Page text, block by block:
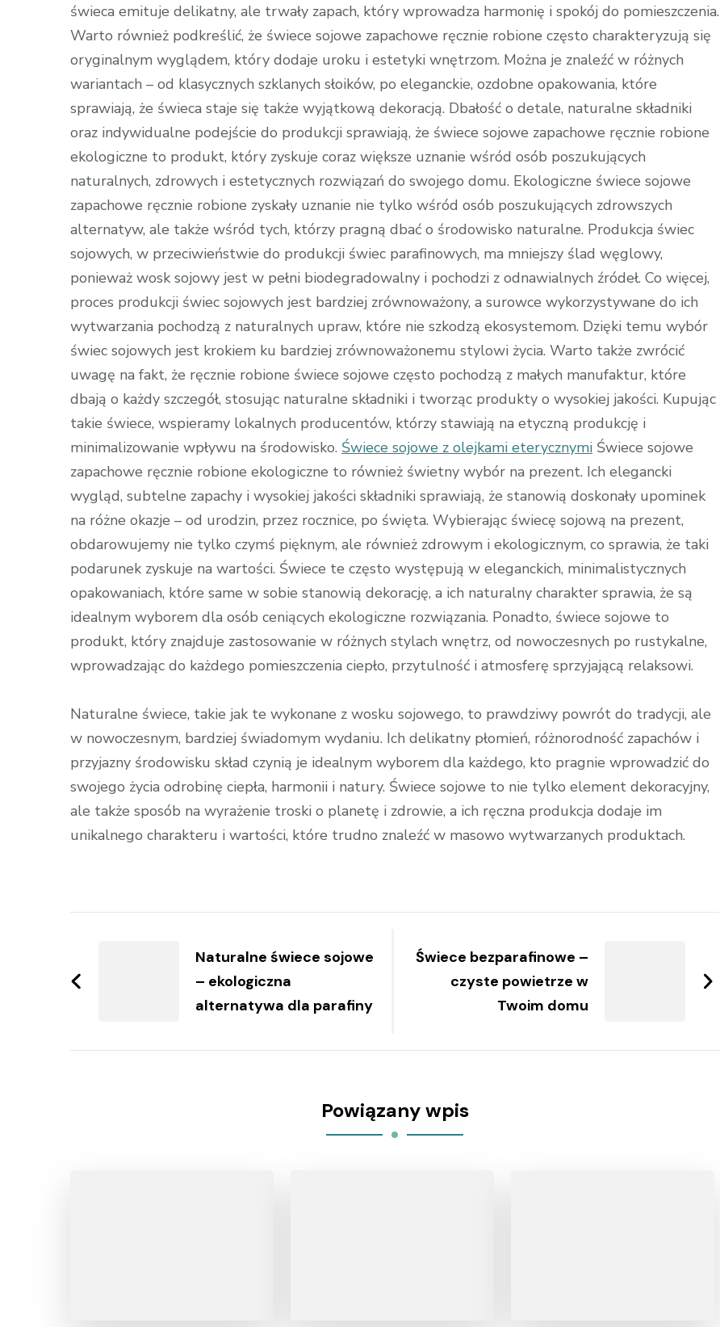
świeca emituje delikatny, ale trwały zapach, który wprowadza harmonię i spokój do pomieszczenia.
Warto również podkreślić, że świece sojowe zapachowe ręcznie robione często charakteryzują się
oryginalnym wyglądem, który dodaje uroku i estetyki wnętrzom. Można je znaleźć w różnych
wariantach – od klasycznych szklanych słoików, po eleganckie, ozdobne opakowania, które
sprawiają, że świeca staje się także wyjątkową dekoracją. Dbałość o detale, naturalne składniki
oraz indywidualne podejście do produkcji sprawiają, że świece sojowe zapachowe ręcznie robione
ekologiczne to produkt, który zyskuje coraz większe uznanie wśród osób poszukujących
naturalnych, zdrowych i estetycznych rozwiązań do swojego domu. Ekologiczne świece sojowe
zapachowe ręcznie robione zyskały uznanie nie tylko wśród osób poszukujących zdrowszych
alternatyw, ale także wśród tych, którzy pragną dbać o środowisko naturalne. Produkcja świec
sojowych, w przeciwieństwie do produkcji świec parafinowych, ma mniejszy ślad węglowy,
ponieważ wosk sojowy jest w pełni biodegradowalny i pochodzi z odnawialnych źródeł. Co więcej,
proces produkcji świec sojowych jest bardziej zrównoważony, a surowce wykorzystywane do ich
wytwarzania pochodzą z naturalnych upraw, które nie szkodzą ekosystemom. Dzięki temu wybór
świec sojowych jest krokiem ku bardziej zrównoważonemu stylowi życia. Warto także zwrócić
uwagę na fakt, że ręcznie robione świece sojowe często pochodzą z małych manufaktur, które
dbają o każdy szczegół, stosując naturalne składniki i tworząc produkty o wysokiej jakości. Kupując
takie świece, wspieramy lokalnych producentów, którzy stawiają na etyczną produkcję i
minimalizowanie wpływu na środowisko. Świece sojowe z olejkami eterycznymi Świece sojowe
zapachowe ręcznie robione ekologiczne to również świetny wybór na prezent. Ich elegancki
wygląd, subtelne zapachy i wysokiej jakości składniki sprawiają, że stanowią doskonały upominek
na różne okazje – od urodzin, przez rocznice, po święta. Wybierając świecę sojową na prezent,
obdarowujemy nie tylko czymś pięknym, ale również zdrowym i ekologicznym, co sprawia, że taki
podarunek zyskuje na wartości. Świece te często występują w eleganckich, minimalistycznych
opakowaniach, które same w sobie stanowią dekorację, a ich naturalny charakter sprawia, że są
idealnym wyborem dla osób ceniących ekologiczne rozwiązania. Ponadto, świece sojowe to
produkt, który znajduje zastosowanie w różnych stylach wnętrz, od nowoczesnych po rustykalne,
wprowadzając do każdego pomieszczenia ciepło, przytulność i atmosferę sprzyjającą relaksowi.
Naturalne świece, takie jak te wykonane z wosku sojowego, to prawdziwy powrót do tradycji, ale
w nowoczesnym, bardziej świadomym wydaniu. Ich delikatny płomień, różnorodność zapachów i
przyjazny środowisku skład czynią je idealnym wyborem dla każdego, kto pragnie wprowadzić do
swojego życia odrobinę ciepła, harmonii i natury. Świece sojowe to nie tylko element dekoracyjny,
ale także sposób na wyrażenie troski o planetę i zdrowie, a ich ręczna produkcja dodaje im
unikalnego charakteru i wartości, które trudno znaleźć w masowo wytwarzanych produktach.
wpisy
Naturalne świece sojowe
– ekologiczna
alternatywa dla parafiny
Świece bezparafinowe –
czyste powietrze w
Twoim domu
Powiązany wpis